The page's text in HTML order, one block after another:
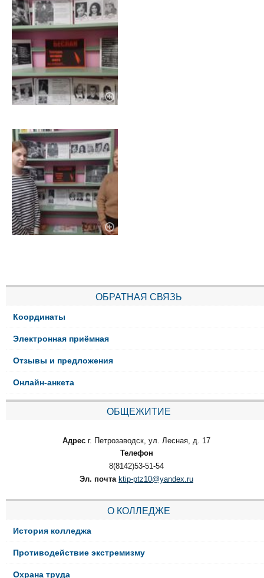
ОБРАТНАЯ СВЯЗЬ
Координаты
Электронная приёмная
Отзывы и предложения
Онлайн-анкета
ОБЩЕЖИТИЕ
Адрес г. Петрозаводск, ул. Лесная, д. 17
Телефон
8(8142)53-51-54
Эл. почта ktip-ptz10@yandex.ru
О КОЛЛЕДЖЕ
История колледжа
Противодействие экстремизму
Охрана труда